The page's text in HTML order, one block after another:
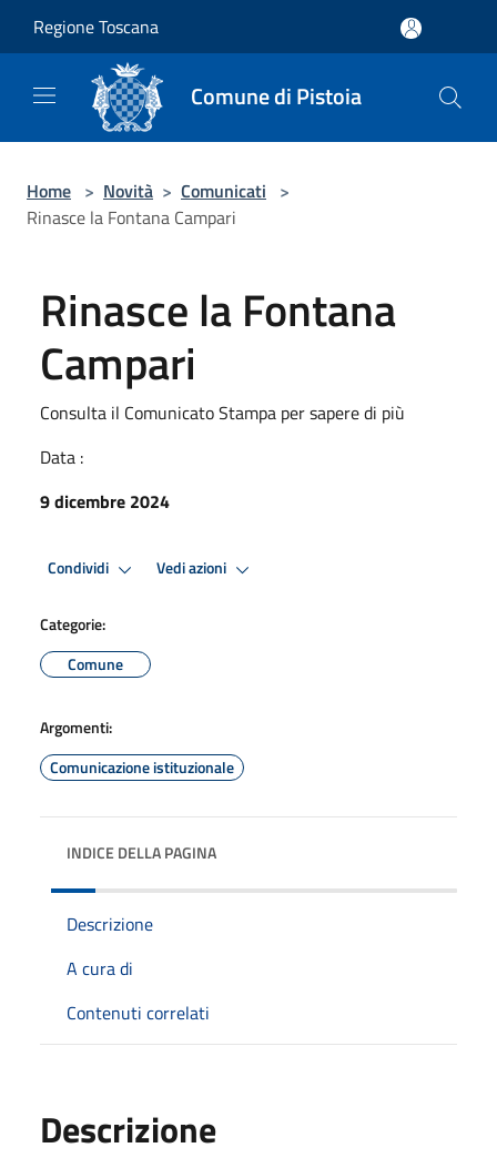
Regione Toscana
Comune di Pistoia
Home > Novità > Comunicati >
Rinasce la Fontana Campari
Rinasce la Fontana
Campari
Consulta il Comunicato Stampa per sapere di più
Data :
9 dicembre 2024
Condividi Vedi azioni
Categorie:
Comune
Argomenti:
Comunicazione istituzionale
INDICE DELLA PAGINA
Descrizione
A cura di
Contenuti correlati
Descrizione